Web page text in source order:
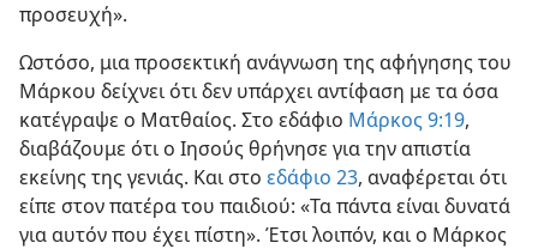
προσευχή».
Ωστόσο, μια προσεκτική ανάγνωση της αφήγησης του
Μάρκου δείχνει ότι δεν υπάρχει αντίφαση με τα όσα
κατέγραψε ο Ματθαίος. Στο εδάφιο Μάρκος 9:19,
διαβάζουμε ότι ο Ιησούς θρήνησε για την απιστία
εκείνης της γενιάς. Και στο εδάφιο 23, αναφέρεται ότι
είπε στον πατέρα του παιδιού: «Τα πάντα είναι δυνατά
για αυτόν που έχει πίστη». Έτσι λοιπόν, και ο Μάρκος